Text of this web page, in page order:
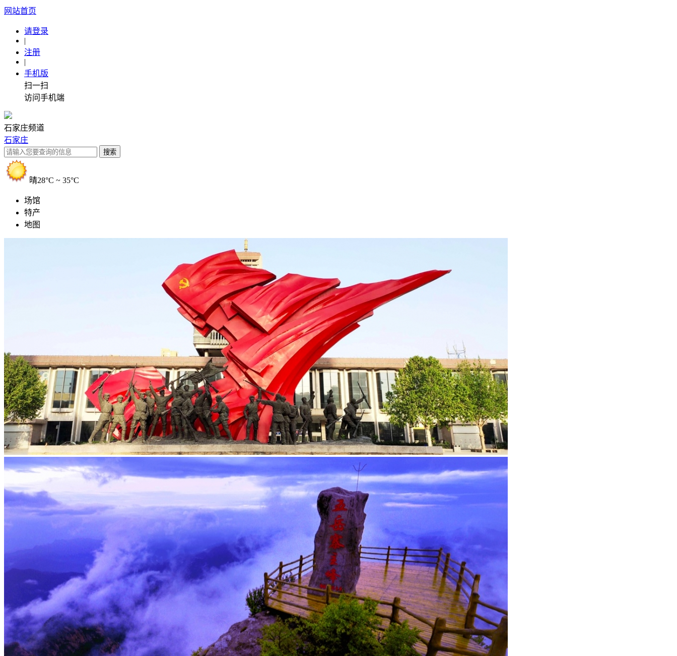
网站首页
请登录
|
注册
|
手机版
扫一扫
访问手机端
石家庄频道
石家庄
晴28°C ~ 35°C
场馆
特产
地图